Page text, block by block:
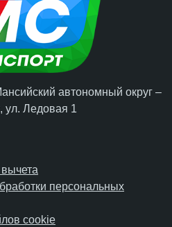
автономный округ –
, ул. Ледовая 1
персональных
cookie